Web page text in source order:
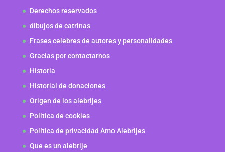
Derechos reservados
dibujos de catrinas
Frases celebres de autores y personalidades
Gracias por contactarnos
Historia
Historial de donaciones
Origen de los alebrijes
Politica de cookies
Política de privacidad Amo Alebrijes
Que es un alebrije